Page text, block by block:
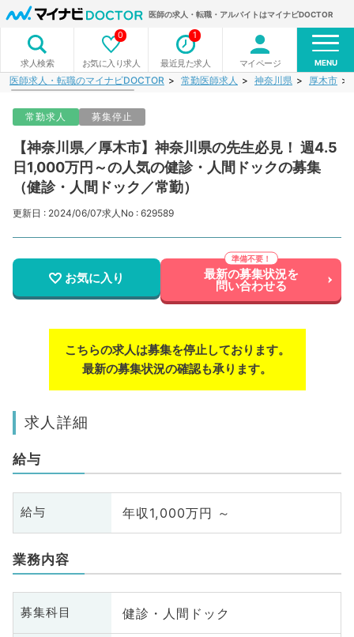
医師の求人・転職・アルバイトはマイナビDOCTOR
求人検索 お気に入り求人
0
最近見た求人
1
マイページ MENU
医師求人・転職のマイナビDOCTOR 常勤医師求人 神奈川県 厚木市
常勤求人 募集停止
【神奈川県／厚木市】神奈川県の先生必見！ 週4.5
日1,000万円～の人気の健診・人間ドックの募集
（健診・人間ドック／常勤）
更新日 : 2024/06/07求人No : 629589
お気に入り 最新の募集状況を
問い合わせる
こちらの求人は募集を停止しております。
最新の募集状況の確認も承ります。
求人詳細
給与
給与 年収1,000万円 ～
業務内容
募集科目 健診・人間ドック